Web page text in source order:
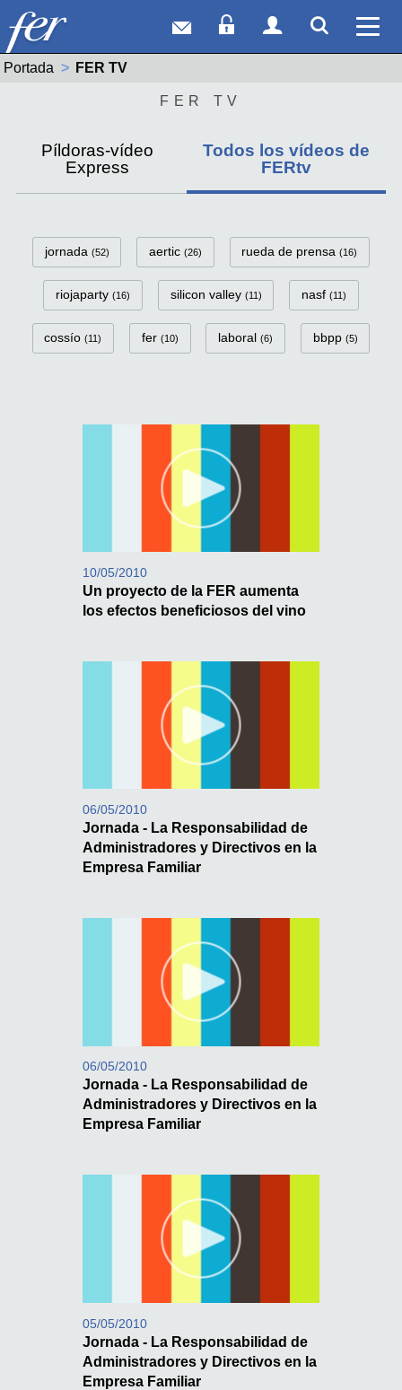
Correo webAcceso Socios
Acceso
Portada Actual:
FER TV
FER TV
Píldoras-vídeo
Express
Todos los vídeos de
FERtv
FerTv Categorías
jornada (52) aertic (26) rueda de prensa (16)
riojaparty (16) silicon valley (11) nasf (11)
cossío (11) fer (10) laboral (6) bbpp (5)
10/05/2010
Un proyecto de la FER aumenta
los efectos beneficiosos del vino
06/05/2010
Jornada - La Responsabilidad de
Administradores y Directivos en la
Empresa Familiar
06/05/2010
Jornada - La Responsabilidad de
Administradores y Directivos en la
Empresa Familiar
05/05/2010
Jornada - La Responsabilidad de
Administradores y Directivos en la
Empresa Familiar